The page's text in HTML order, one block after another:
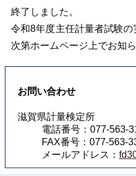
終了しました。
令和8年度主任計量者試験
次第ホームページ上でお知ら
お問い合わせ
滋賀県計量検定所
電話番号：077-563-
FAX番号：077-563-
メールアドレス：